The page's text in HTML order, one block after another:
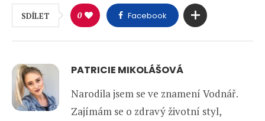
SDÍLET 0 Facebook
PATRICIE MIKOLÁŠOVÁ
Narodila jsem se ve znamení Vodnář.
Zajímám se o zdravý životní styl,